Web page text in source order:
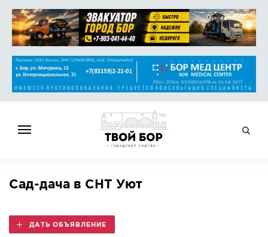
НОВОСТИ
ОБЪЯВЛЕНИЯ
Сад-дача в СНТ Уют
ДАТЬ ОБЪЯВЛЕНИЕ